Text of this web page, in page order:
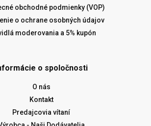
obchodné podmienky (VOP)
o ochrane osobných údajov
moderovania a 5% kupón
o spoločnosti
O nás
Kontakt
Predajcovia vítaní